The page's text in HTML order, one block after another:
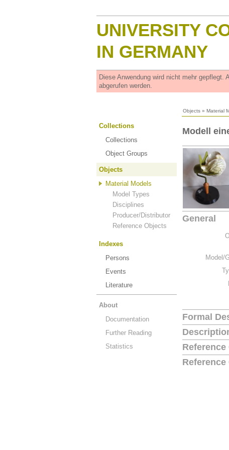
UNIVERSITY
IN GERMANY
Diese Anwendung wird nicht mehr gepflegt.
abgerufen werden.
Objects » Material
Collections
Collections
Object Groups
Objects
Material Models
Model Types
Disciplines
Producer/Distributor
Reference Objects
Indexes
Persons
Events
Literature
About
Documentation
Further Reading
Statistics
Modell
General
Model/
Formal
Reference